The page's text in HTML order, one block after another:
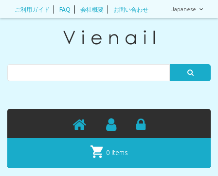
Japanese
ご利用ガイド FAQ 会社概要 お問い合わせ
0 items